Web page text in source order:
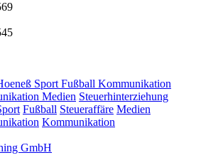
Sport Fußball Kommunikation
Medien Steuerhinterziehung
Fußball Steueraffäre Medien
Kommunikation
GmbH